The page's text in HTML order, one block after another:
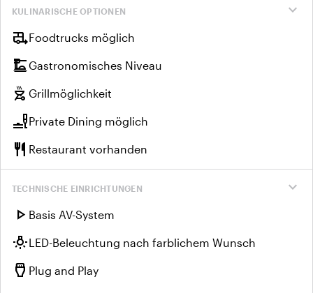
expand_more
KULINARISCHE OPTIONEN
rv_hookupFoodtrucks möglich
dinner_diningGastronomisches Niveau
outdoor_grill Grillmöglichkeit
brunch_diningPrivate Dining möglich
restaurant Restaurant vorhanden
expand_more
TECHNISCHE EINRICHTUNGEN
play_arrow Basis AV-System
wb_incandescentLED-Beleuchtung nach farblichem Wunsch
settings_input_hdmi Plug and Play